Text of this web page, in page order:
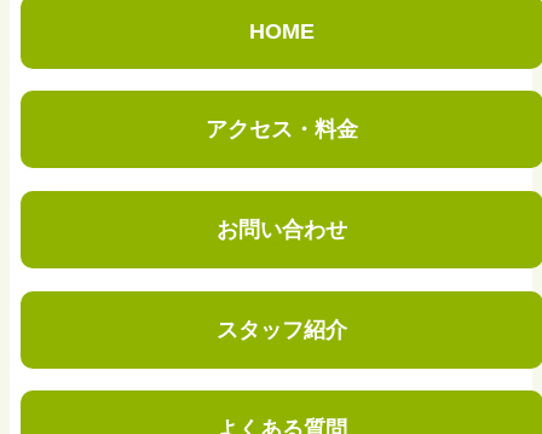
HOME
アクセス・料金
お問い合わせ
スタッフ紹介